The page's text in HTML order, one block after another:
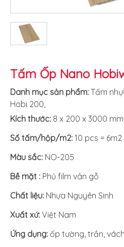
Tấm Ốp Nano
Danh mục sản phẩm: Tấm
Hobi 200
Kích thước: 8 x 200 x 3000 mm
Số tấm/hộp/m2: 10 pcs = 6m2
Màu sắc: NO-205
Bề mặt : Phủ film vân gỗ
Chất liệu: Nhựa Nguyên Sinh
Xuất xứ: Việt Nam
Ứng dụng: ốp tường, trần,